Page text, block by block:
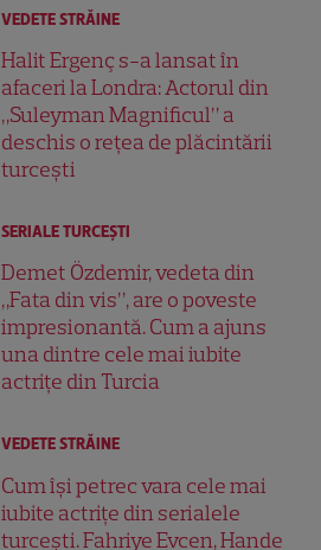
VEDETE STRĂINE
Halit Ergenç s-a lansat în
afaceri la Londra: Actorul din
„Suleyman Magnificul” a
deschis o rețea de plăcintării
turcești
SERIALE TURCEŞTI
Demet Özdemir, vedeta din
„Fata din vis”, are o poveste
impresionantă. Cum a ajuns
una dintre cele mai iubite
actrițe din Turcia
VEDETE STRĂINE
Cum își petrec vara cele mai
iubite actrițe din serialele
turcești. Fahriye Evcen, Hande